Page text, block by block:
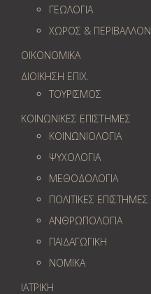
ΓΕΩΛOΓΙΑ
ΧΩΡΟΣ & ΠΕΡΙΒΑΛΛΟΝ
ΟΙΚΟΝΟΜΙΚΑ
ΔΙΟΙΚΗΣΗ ΕΠΙΧ.
ΤΟΥΡΙΣΜΟΣ
ΚΟΙΝΩΝΙΚΕΣ ΕΠΙΣΤΗΜΕΣ
ΚΟΙΝΩΝΙΟΛΟΓΙΑ
ΨΥΧΟΛΟΓΙΑ
ΜΕΘΟΔΟΛΟΓΙΑ
ΠΟΛΙΤΙΚΕΣ ΕΠΙΣΤΗΜΕΣ
ΑΝΘΡΩΠΟΛΟΓΙΑ
ΠΑΙΔΑΓΩΓΙΚΗ
ΝΟΜΙΚΑ
ΙΑΤΡΙΚΗ